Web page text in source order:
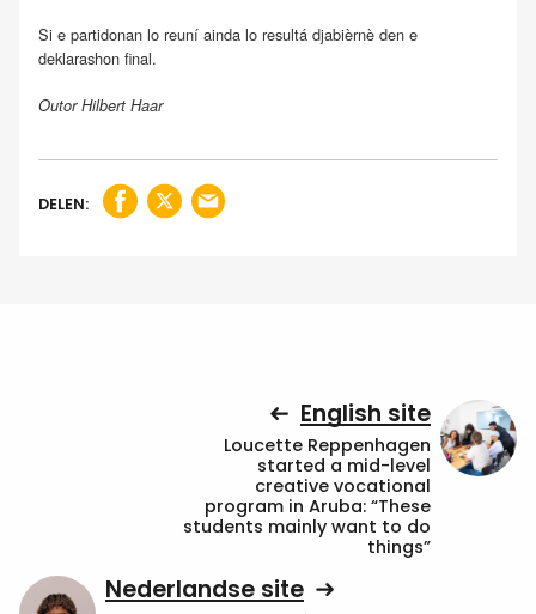
Si e partidonan lo reuní ainda lo resultá djabièrnè den e
deklarashon final.
Outor Hilbert Haar
DELEN:
English site
Loucette Reppenhagen
started a mid-level
creative vocational
program in Aruba: “These
students mainly want to do
things”
Nederlandse site